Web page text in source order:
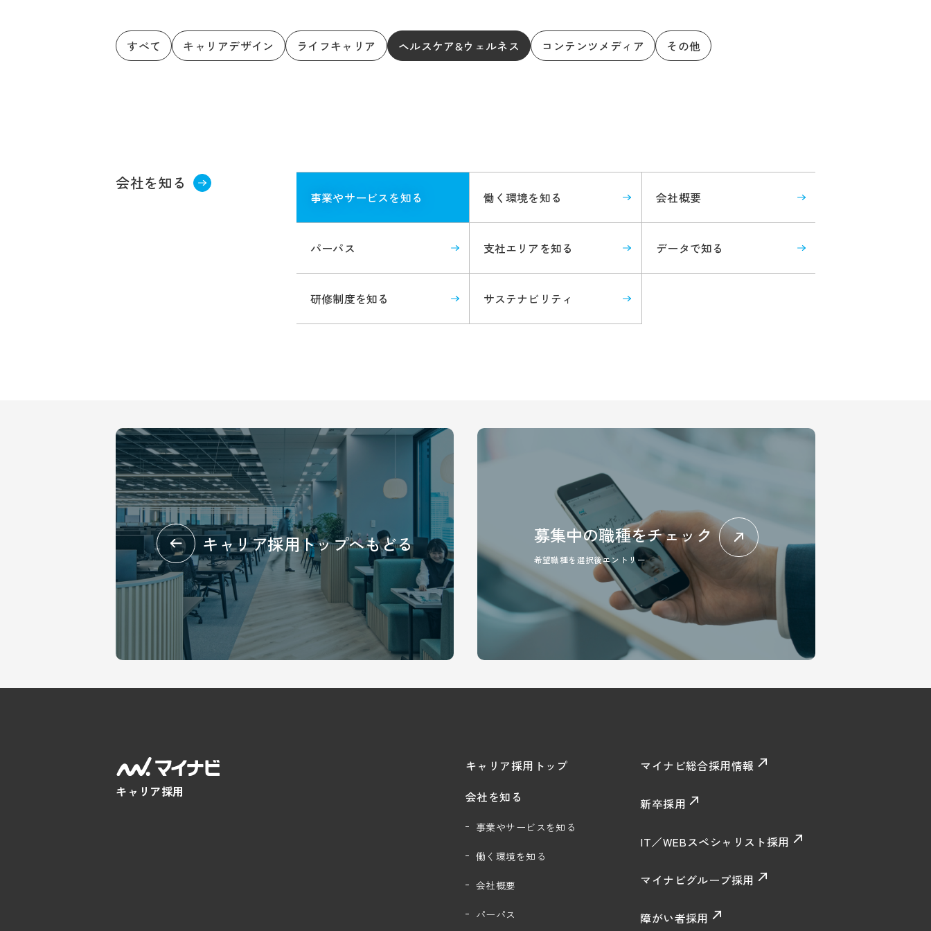
すべて キャリアデザイン ライフキャリア ヘルスケア&ウェルネス コンテンツメディア その他
会社を知る
事業やサービスを知る 働く環境を知る 会社概要
パーパス 支社エリアを知る データで知る
研修制度を知る サステナビリティ
キャリア採用トップへもどる 募集中の職種をチェック
希望職種を選択後エントリー
キャリア採用
キャリア採用トップ
会社を知る
事業やサービスを知る
働く環境を知る
会社概要
パーパス
マイナビ総合採用情報
新卒採用
IT／WEBスペシャリスト採用
マイナビグループ採用
障がい者採用